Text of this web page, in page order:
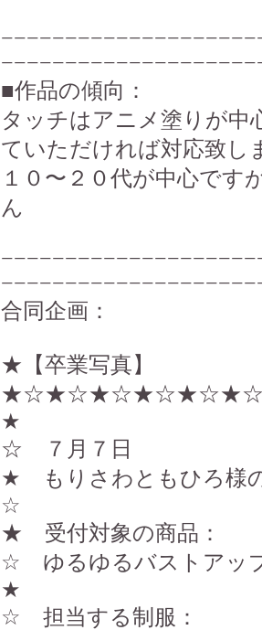
■作品の傾向：
タッチはアニメ塗りが中
ていただければ対応致し
１０〜２０代が中心です
ん
合同企画：
★【卒業写真】
★
☆ ７月７日
★ もりさわともひろ様
☆
★ 受付対象の商品：
☆ ゆるゆるバストアッ
★
☆ 担当する制服：